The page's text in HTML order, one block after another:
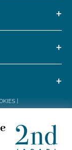
+
+
+
|
à domicile dès 150